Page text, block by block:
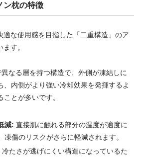
ン枕の特徴
適な使用感を目指した「二重構造」のア
す。
なる層を持つ構造で、外側が凍結しに
、内側がより強い冷却効果を発揮するよ
とが多いです。
減: 直接肌に触れる部分の温度が適度に
凍傷のリスクがさらに軽減されます。
冷たさが逃げにくい構造になっているた